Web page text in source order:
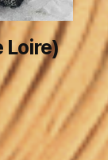
Loire)